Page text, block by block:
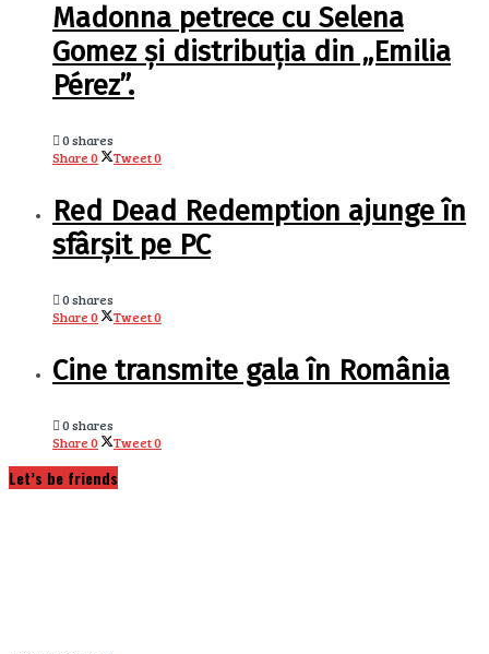
Madonna petrece cu Selena
Gomez și distribuția din „Emilia
Pérez”.
0 shares
Share0 Tweet0
Red Dead Redemption ajunge în
sfârșit pe PC
0 shares
Share0 Tweet0
Cine transmite gala în România
0 shares
Share0 Tweet0
Let’s be friends